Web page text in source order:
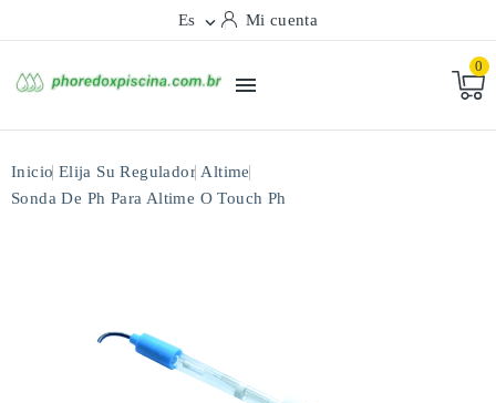
Es  Mi cuenta

0
Inicio Elija Su Regulador Altime
Sonda De Ph Para Altime O Touch Ph